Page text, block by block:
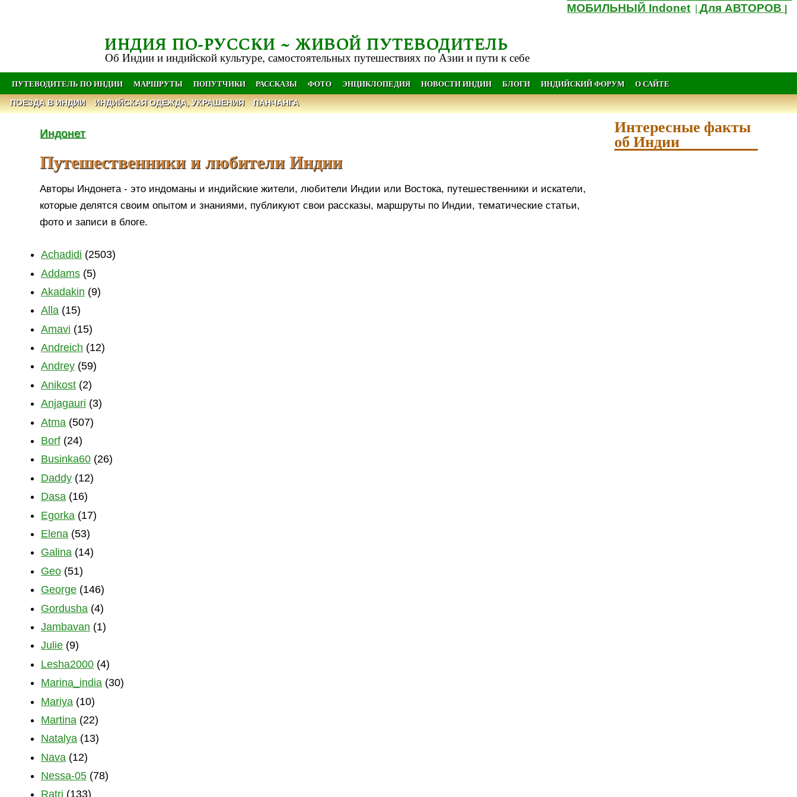
МОБИЛЬНЫЙ Indonet |Для АВТОРОВ
ИНДИЯ ПО-РУССКИ ~ ЖИВОЙ ПУТЕВОДИТЕЛЬ
Об Индии и индийской культуре, самостоятельных путешествиях по Азии и пути к себе
ПУТЕВОДИТЕЛЬ ПО ИНДИИ МАРШРУТЫ ПОПУТЧИКИ РАССКАЗЫ ФОТО ЭНЦИКЛОПЕДИЯ НОВОСТИ ИНДИИ БЛОГИ ИНДИЙСКИЙ ФОРУМ О САЙТЕ
ПОЕЗДА В ИНДИИ ИНДИЙСКАЯ ОДЕЖДА, УКРАШЕНИЯ ПАНЧАНГА
Индонет
Путешественники и любители Индии
Авторы Индонета - это индоманы и индийские жители, любители Индии или Востока, путешественники и искатели,
которые делятся своим опытом и знаниями, публикуют свои рассказы, маршруты по Индии, тематические статьи,
фото и записи в блоге.
Achadidi (2503)
Addams(5)
Akadakin (9)
Alla(15)
Amavi (15)
Andreich (12)
Andrey(59)
Anikost(2)
Anjagauri (3)
Atma (507)
Borf(24)
Businka60(26)
Daddy(12)
Dasa(16)
Egorka (17)
Elena (53)
Galina(14)
Geo(51)
George(146)
Gordusha (4)
Jambavan (1)
Julie(9)
Lesha2000(4)
Marina_india(30)
Mariya (10)
Martina (22)
Natalya(13)
Nava (12)
Nessa-05(78)
Ratri (133)
Интересные факты
об Индии